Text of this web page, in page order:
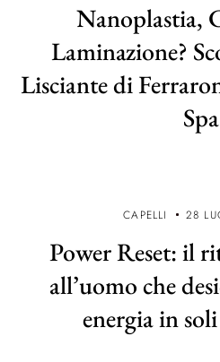
Nanoplastia,
Laminazione?
Lisciante di
Spa
CAPELLI 28
Power Reset: il
all’uomo che
energia in